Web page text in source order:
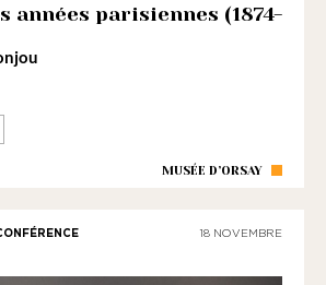
années parisiennes (1874-
MUSÉE D’ORSAY
18 NOVEMBRE